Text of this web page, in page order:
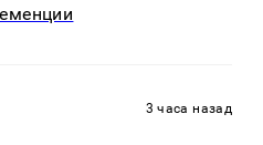
3 часа назад